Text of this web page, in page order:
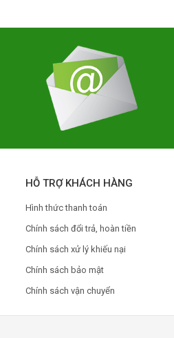
HỖ TRỢ KHÁCH HÀNG
Hình thức thanh toán
Chính sách đổi trả, hoàn tiền
Chính sách xử lý khiếu nại
Chính sách bảo mật
Chính sách vận chuyển